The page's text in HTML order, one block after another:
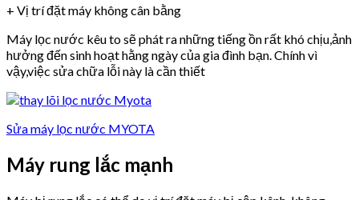
+ Vị trí đặt máy không cân bằng
Máy lọc nước kêu to sẽ phát ra những tiếng ồn rất khó chịu,ảnh
hưởng đến sinh hoạt hằng ngày của gia đình bạn. Chính vì
vậy,việc sửa chữa lỗi này là cần thiết
Sửa máy lọc nước MYOTA
Máy rung lắc mạnh